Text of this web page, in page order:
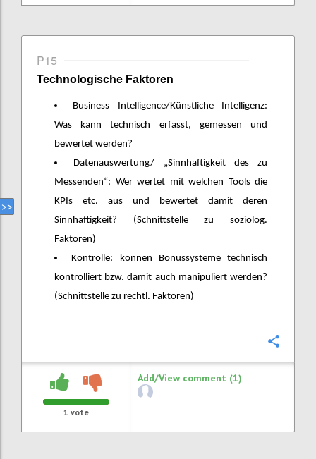
P15
Technologische Faktoren
Business Intelligence/Künstliche Intelligenz:
Was kann technisch erfasst, gemessen und
bewertet werden?
Datenauswertung/ „Sinnhaftigkeit des zu
Messenden“: Wer wertet mit welchen Tools die
KPIs etc. aus und bewertet damit deren
Sinnhaftigkeit? (Schnittstelle zu soziolog.
Faktoren)
Kontrolle: können Bonussysteme technisch
kontrolliert bzw. damit auch manipuliert werden?
(Schnittstelle zu rechtl. Faktoren)
1 vote
Add/View comment (1)